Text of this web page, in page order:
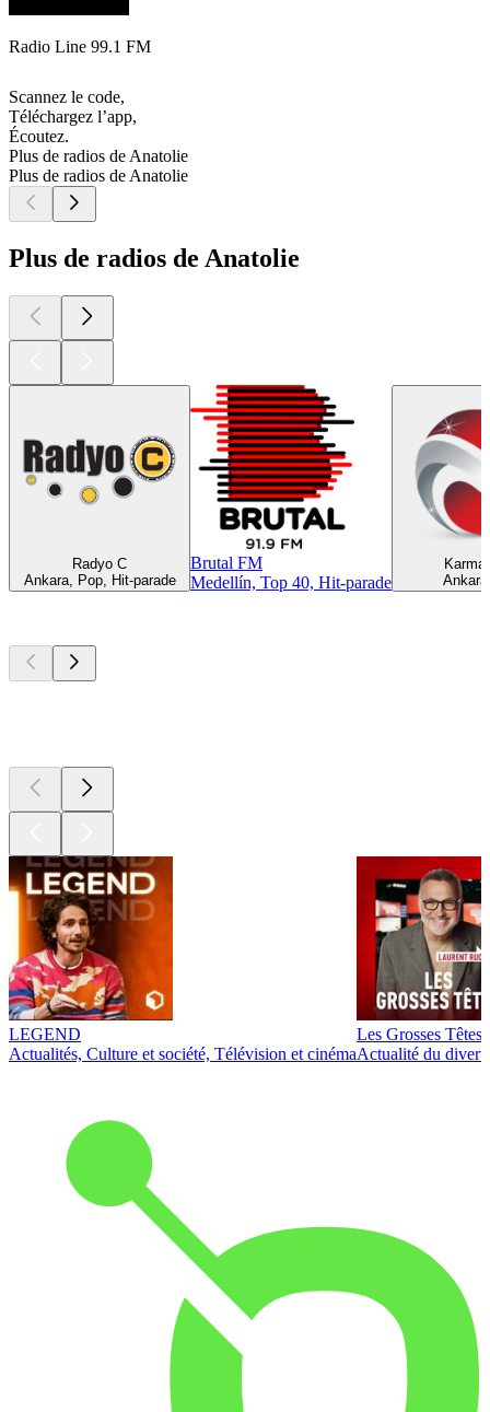
Radio Line 99.1 FM
Scannez le code,
Téléchargez l’app,
Écoutez.
Plus de radios de Anatolie
Plus de radios de Anatolie
Plus de radios de Anatolie
Radyo C
Ankara, Pop, Hit-parade
Brutal FM
Medellín, Top 40, Hit-parade
LEGEND
Actualités, Culture et société, Télévision et cinéma
Les Grosses Têtes
Actualité du